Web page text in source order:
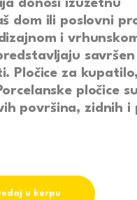
donosi izuzetnu
dom ili poslovni
i
savršen
Pločice za kupatilo,
pločice su
površina, zidnih i
X 120 ARENA CERAMICHE
u korpu